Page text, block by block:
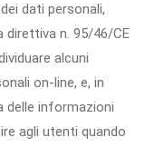
dati personali,
direttiva n. 95/46/CE
alcuni
on-line, e, in
delle informazioni
agli utenti quando